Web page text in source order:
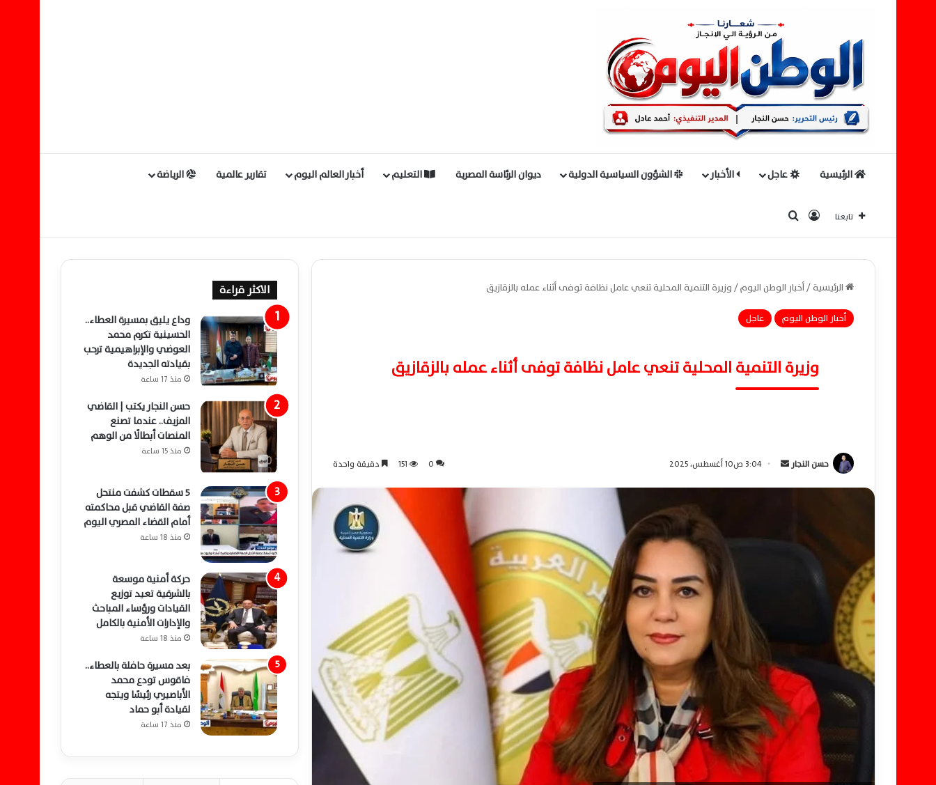
الرئيسية عاجل الأخبار الشؤون السياسية الدولية ديوان الرئاسة المصرية التعليم أخبار العالم اليوم تقارير عالمية الرياضة
تابعنا تسجيل الدخول
الرئيسية/أخبار الوطن اليوم/وزيرة التنمية المحلية تنعي عامل نظافة توفى أثناء عمله بالزقازيق
أخبار الوطن اليوم
عاجل
وزيرة التنمية المحلية تنعي عامل نظافة توفى أثناء عمله بالزقازيق
حسن النجار
ت
و
ن
ي
3:04 ص10 أغسطس، 2025 0
151 دقيقة واحدة
الاكثر قراءة
وداع يليق بمسيرة العطاء..
الحسينية تكرم محمد
العوضي والإبراهيمية ترحب
بقيادته الجديدة
منذ 17 ساعة
حسن النجار يكتب | القاضي
المزيف.. عندما تصنع
المنصات أبطالًا من الوهم
منذ 15 ساعة
5 سقطات كشفت منتحل
صفة القاضي قبل محاكمته
أمام القضاء المصري اليوم
منذ 18 ساعة
حركة أمنية موسعة
بالشرقية تعيد توزيع
القيادات ورؤساء المباحث
والإدارات الأمنية بالكامل
منذ 18 ساعة
بعد مسيرة حافلة بالعطاء..
فاقوس تودع محمد
الأباصيري رئيسًا ويتجه
لقيادة أبو حماد
منذ 17 ساعة